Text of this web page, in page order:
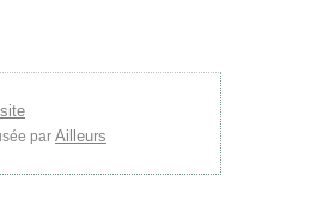
par Ailleurs